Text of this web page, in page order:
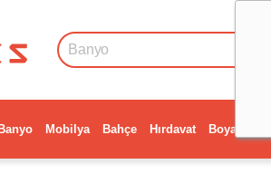
Banyo Mobilya Bahçe Hırdavat Boya